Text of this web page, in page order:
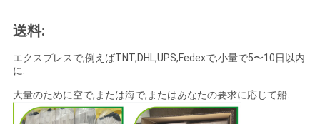
送料:
エクスプレスで,例えばTNT,DHL,UPS,Fedexで,小量で5〜10日以内
に.
大量のために空で,または海で,またはあなたの要求に応じて船.